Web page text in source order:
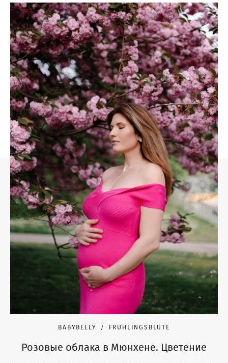
BABYBELLY FRÜHLINGSBLÜTE
Розовые облака в Мюнхене. Цветение